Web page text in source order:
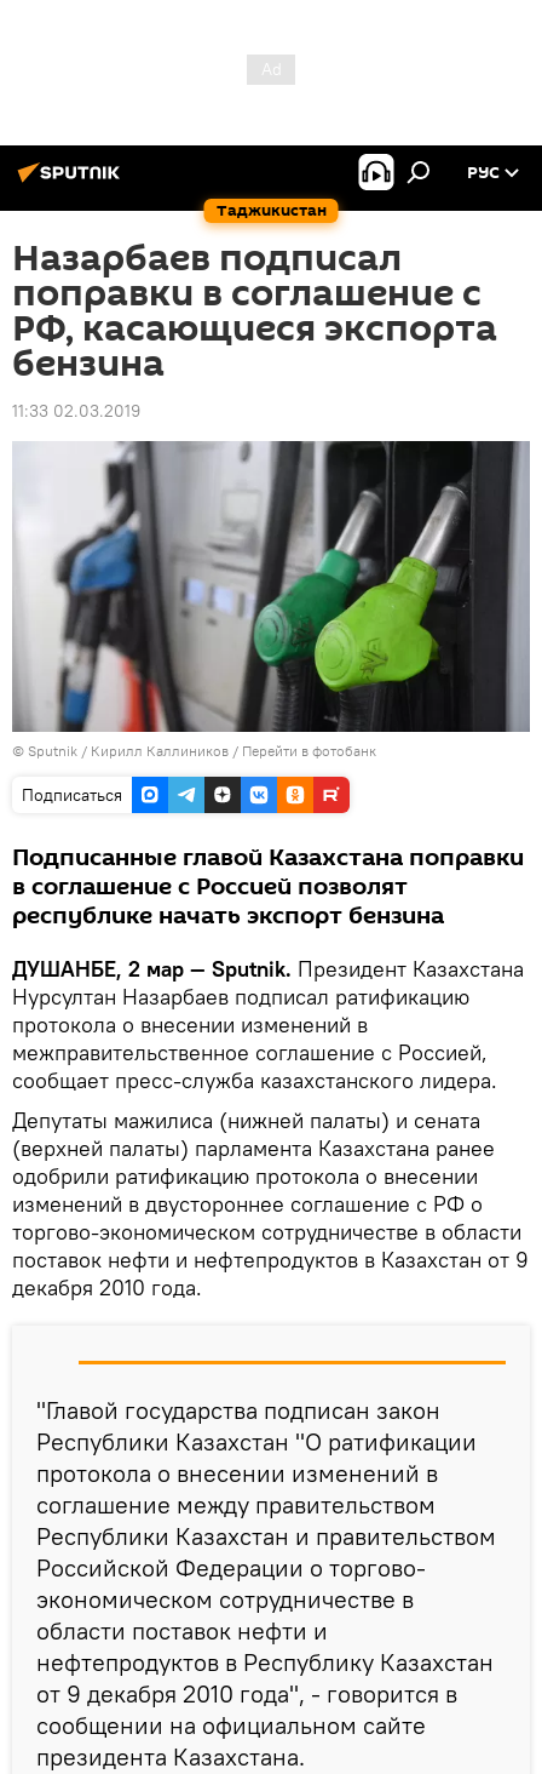
Таджикистан
РУС
Назарбаев подписал
поправки в соглашение с
РФ, касающиеся экспорта
бензина
11:33 02.03.2019
© Sputnik / Кирилл Каллиников / Перейти в фотобанк
Подписаться
Подписанные главой Казахстана поправки
в соглашение с Россией позволят
республике начать экспорт бензина
ДУШАНБЕ, 2 мар — Sputnik. Президент Казахстана
Нурсултан Назарбаев подписал ратификацию
протокола о внесении изменений в
межправительственное соглашение с Россией,
сообщает пресс-служба казахстанского лидера.
Депутаты мажилиса (нижней палаты) и сената
(верхней палаты) парламента Казахстана ранее
одобрили ратификацию протокола о внесении
изменений в двустороннее соглашение с РФ о
торгово-экономическом сотрудничестве в области
поставок нефти и нефтепродуктов в Казахстан от 9
декабря 2010 года.
"Главой государства подписан закон
Республики Казахстан "О ратификации
протокола о внесении изменений в
соглашение между правительством
Республики Казахстан и правительством
Российской Федерации о торгово-
экономическом сотрудничестве в
области поставок нефти и
нефтепродуктов в Республику Казахстан
от 9 декабря 2010 года", - говорится в
сообщении на официальном сайте
президента Казахстана.